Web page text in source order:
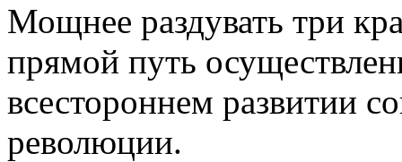
Мощнее раздувать три
прямой путь
всестороннем развитии
революции.